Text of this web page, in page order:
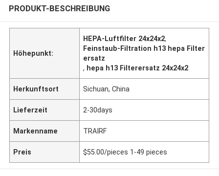
PRODUKT-BESCHREIBUNG
Höhepunkt:
HEPA-Luftfilter 24x24x2,
Feinstaub-Filtration h13 hepa Filter
ersatz
, hepa h13 Filterersatz 24x24x2
Herkunftsort Sichuan, China
Lieferzeit 2-30days
Markenname TRAIRF
Preis $55.00/pieces 1-49 pieces